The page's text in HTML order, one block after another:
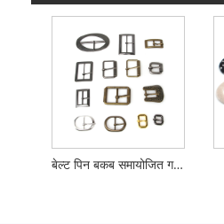
बेल्ट पिन बकब समायोजित गर्नुहोस्